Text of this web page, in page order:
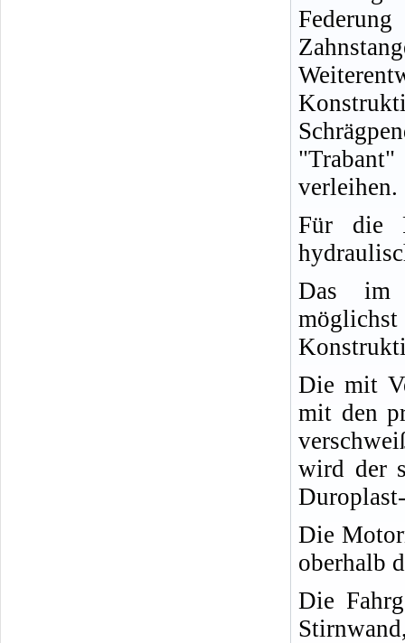
verleihen.
Für die
Das im
Die mit
mit den
wird der
Die
oberhalb
Die